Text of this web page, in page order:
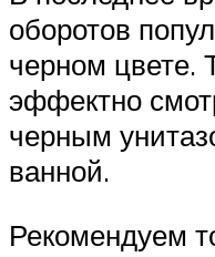
оборотов
черном цвете.
эффектно
черным
ванной.
Рекомендуем